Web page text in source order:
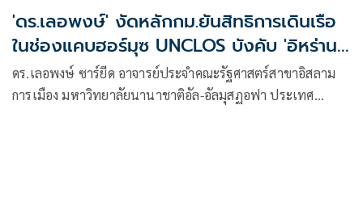
'ดร.เลอพงษ์' งัดหลักกม.ยันสิทธิการเดินเรือ
ในช่องแคบฮอร์มุซ UNCLOS บังคับ 'อิหร่าน'
ไม่ได้
ดร.เลอพงษ์ ซาร์ยีด อาจารย์ประจำคณะรัฐศาสตร์สาขาอิสลาม
การเมือง มหาวิทยาลัยนานาชาติอัล-อัลมุสฏอฟา ประเทศ